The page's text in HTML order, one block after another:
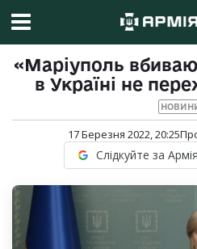
«Маріуполь
в Україні не
17 Березня 2022, 20:25
Слідкуйте за